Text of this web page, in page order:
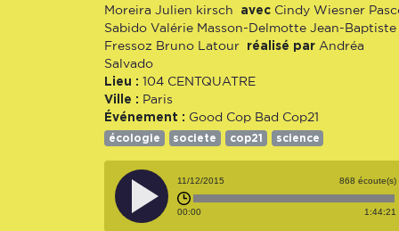
Moreira
Julien kirsch avec Cindy Wiesner
Sabido Valérie Masson-Delmotte
Jean-Baptiste
Fressoz Bruno Latour réalisé par Andréa
Salvado
Lieu : 104 CENTQUATRE
Ville : Paris
Événement : Good Cop Bad Cop21
écologie societe cop21 science
11/12/2015 868 écoute(s)
00:00 1:44:21